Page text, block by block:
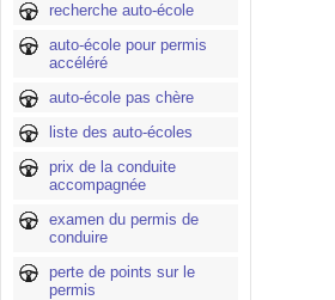
recherche auto-école
auto-école pour permis
accéléré
auto-école pas chère
liste des auto-écoles
prix de la conduite
accompagnée
examen du permis de
conduire
perte de points sur le
permis